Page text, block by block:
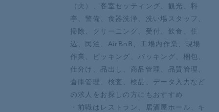
（夫）、客室セッティング、観光、料
亭、警備、食器洗浄、洗い場スタッフ、
掃除、クリーニング、受付、飲食、住
込、民泊、AirBnB、工場内作業、現場
作業、ピッキング、パッキング、梱包、
仕分け、品出し、商品管理、品質管理、
倉庫管理、検査、検品、データ入力など
の求人をお探しの方にもおすすめ
・前職はレストラン、居酒屋ホール、キ